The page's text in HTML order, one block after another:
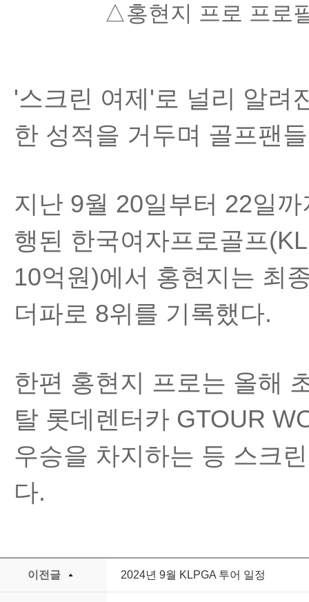
△홍현지 프로 프로
'스크린 여제'로 널리 알려
한 성적을 거두며 골프팬
지난 9월 20일부터 22일
행된 한국여자프로골프
10억원)에서 홍현지는 최
더파로 8위를 기록했다.
한편 홍현지 프로는 올해
탈 롯데렌터카 GTOUR
우승을 차지하는 등 스크
다.
이전글 2024년 9월 KLPGA 투어 일정